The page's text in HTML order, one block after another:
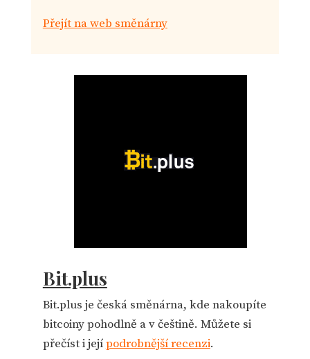
Přejít na web směnárny
Bit.plus
Bit.plus je česká směnárna, kde nakoupíte
bitcoiny pohodlně a v češtině. Můžete si
přečíst i jejípodrobnější recenzi.